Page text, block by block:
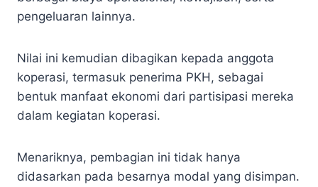
pengeluaran lainnya.
Nilai ini kemudian dibagikan kepada anggota
koperasi, termasuk penerima PKH, sebagai
bentuk manfaat ekonomi dari partisipasi mereka
dalam kegiatan koperasi.
Menariknya, pembagian ini tidak hanya
didasarkan pada besarnya modal yang disimpan.